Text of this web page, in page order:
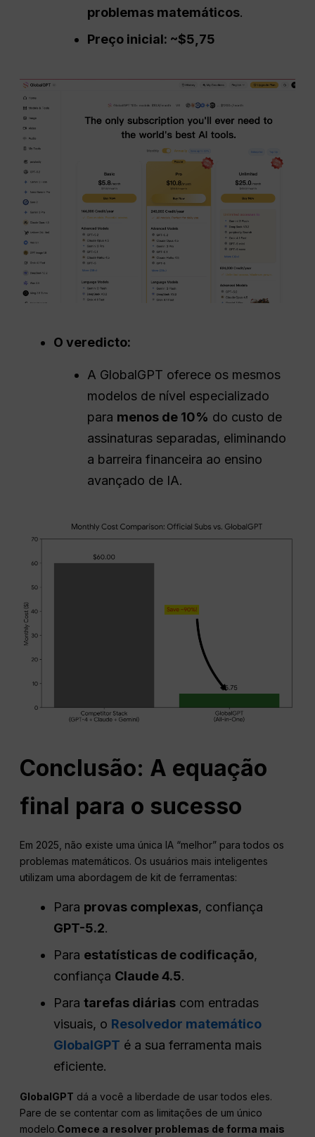
problemas matemáticos.
Preço inicial: ~$5,75
O veredicto:
A GlobalGPT oferece os mesmos
modelos de nível especializado
para menos de 10% do custo de
assinaturas separadas, eliminando
a barreira financeira ao ensino
avançado de IA.
Conclusão: A equação
final para o sucesso
Em 2025, não existe uma única IA “melhor” para todos os
problemas matemáticos. Os usuários mais inteligentes
utilizam uma abordagem de kit de ferramentas:
Para provas complexas, confiança
GPT-5.2.
Para estatísticas de codificação,
confiança Claude 4.5.
Paratarefas diárias com entradas
visuais, o Resolvedor matemático
GlobalGPT é a sua ferramenta mais
eficiente.
GlobalGPT dá a você a liberdade de usar todos eles.
Pare de se contentar com as limitações de um único
modelo.Comece a resolver problemas de forma mais